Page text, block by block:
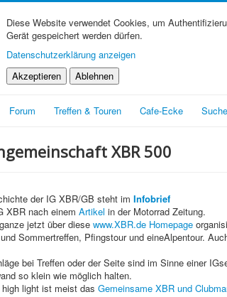
Diese Website verwendet Cookies, um
Gerät gespeichert werden dürfen.
Datenschutzerklärung anzeigen
Akzeptieren
Ablehnen
Forum Treffen & Touren Cafe-Ecke Suche
XBR 500
der IG XBR/GB steht im Infobrief
XBR nach einem Artikel in der Motorrad Zeitung.
jetzt über diese www.XBR.de Homepage
Sommertreffen, Pfingstour und eineAlpentour.
bei Treffen oder der Seite sind im Sinne einer
so klein wie möglich halten.
light ist meist das Gemeinsame XBR und